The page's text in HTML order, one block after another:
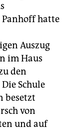
Panhoff hatte
Auszug
im Haus
den
Schule
besetzt
von
und auf